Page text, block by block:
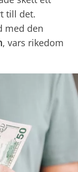
till det.
med den
, vars rikedom